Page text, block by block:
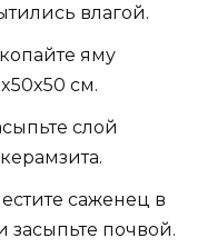
влагой.
яму
см.
слой
саженец в
засыпьте почвой.